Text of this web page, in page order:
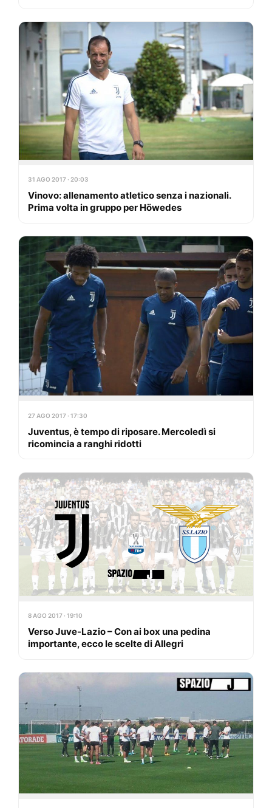
31 AGO 2017 · 20:03
Vinovo: allenamento atletico senza i nazionali.
Prima volta in gruppo per Höwedes
27 AGO 2017 · 17:30
Juventus, è tempo di riposare. Mercoledì si
ricomincia a ranghi ridotti
8 AGO 2017 · 19:10
Verso Juve-Lazio – Con ai box una pedina
importante, ecco le scelte di Allegri